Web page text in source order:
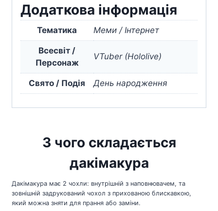
Додаткова інформація
Тематика Меми / Інтернет
Всесвіт /
Персонаж
VTuber (Hololive)
Свято / Подія День народження
З чого складається
дакімакура
Дакімакура має 2 чохли: внутрішній з наповнювачем, та
зовнішній задрукований чохол з прихованою блискавкою,
який можна зняти для прання або заміни.